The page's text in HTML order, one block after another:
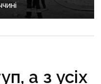
а з усіх